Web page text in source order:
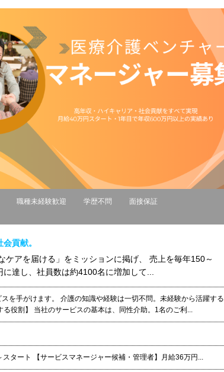
職種未経験歓迎 学歴不問
面接保証
貢献。
アを届ける」をミッションに掲げ、 売上を毎年150～
達し、社員数は約4100名に増加して...
を手がけます。 介護の知識や経験は一切不問。未経験から活躍する
役割】 当社のサービスの基本は、同性介助。1名のご利...
スタート 【サービスマネージャー候補・管理者】月給36万円...